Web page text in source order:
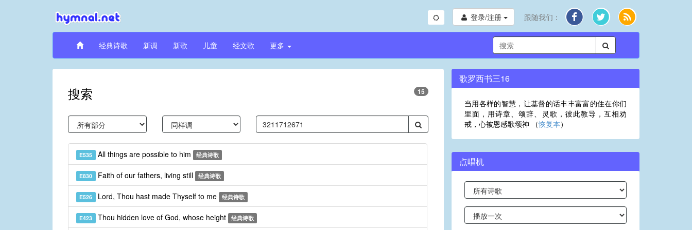
登录/注册 跟随我们：
经典诗歌 新调 新歌 儿童 经文歌 更多
搜索 15
E535 All things are possible to him 经典诗歌
E830 Faith of our fathers, living still 经典诗歌
E526 Lord, Thou hast made Thyself to me 经典诗歌
E423 Thou hidden love of God, whose height 经典诗歌
歌罗西书三16
当用各样的智慧，让基督的话丰丰富富的住在你们
里面，用诗章、颂辞、灵歌，彼此教导，互相劝
戒，心被恩感歌颂神 （恢复本）
点唱机